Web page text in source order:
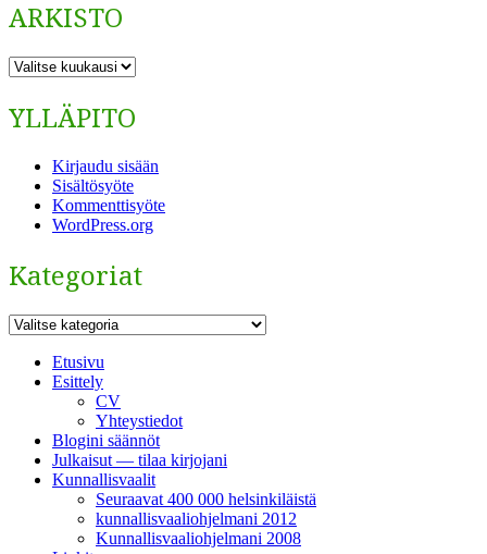
ARKISTO
ARKISTO
YLLÄPITO
Kirjaudu sisään
Sisältösyöte
Kommenttisyöte
WordPress.org
Kategoriat
Kategoriat
Etusivu
Esittely
CV
Yhteystiedot
Blogini säännöt
Julkaisut — tilaa kirjojani
Kunnallisvaalit
Seuraavat 400 000 helsinkiläistä
kunnallisvaaliohjelmani 2012
Kunnallisvaaliohjelmani 2008